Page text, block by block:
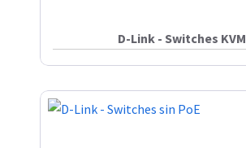
D-Link - Switches KVM